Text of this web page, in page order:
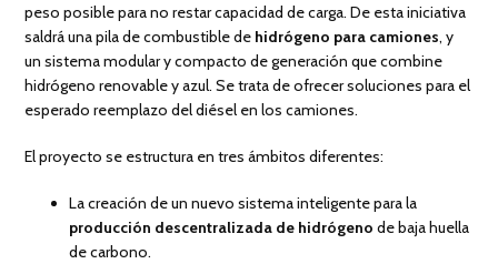
peso posible para no restar capacidad de carga. De esta iniciativa
saldrá una pila de combustible de hidrógeno para camiones, y
un sistema modular y compacto de generación que combine
hidrógeno renovable y azul. Se trata de ofrecer soluciones para el
esperado reemplazo del diésel en los camiones.
El proyecto se estructura en tres ámbitos diferentes:
La creación de un nuevo sistema inteligente para la
producción descentralizada de hidrógeno de baja huella
de carbono.